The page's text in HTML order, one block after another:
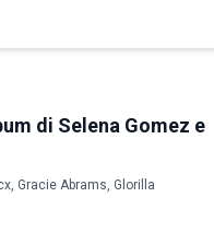
di Selena Gomez e
Gracie Abrams, Glorilla